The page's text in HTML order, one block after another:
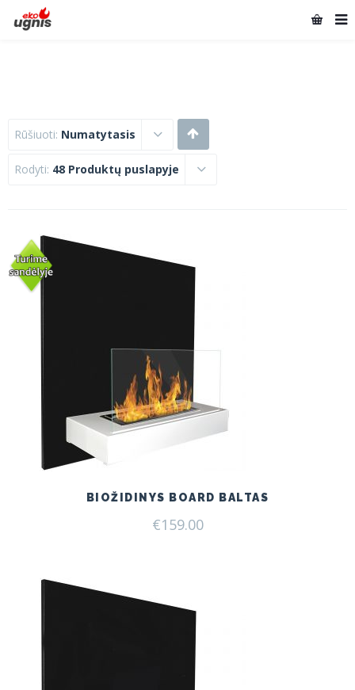
Rūšiuoti: Numatytasis
Rodyti: 48 Produktų puslapyje
BIOŽIDINYS BOARD BALTAS
€159.00